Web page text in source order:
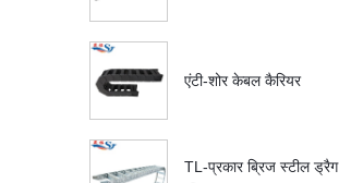
एंटी-शोर केबल कैरियर
TL-प्रकार ब्रिज स्टील ड्रैग